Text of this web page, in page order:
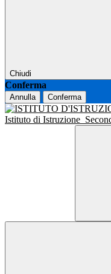
Chiudi
Conferma
Annulla Conferma
Istituto di Istruzione